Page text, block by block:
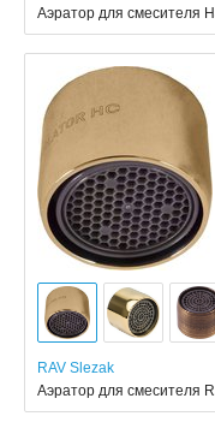
Аэратор для смесителя
RAV Slezak
Аэратор для смесителя